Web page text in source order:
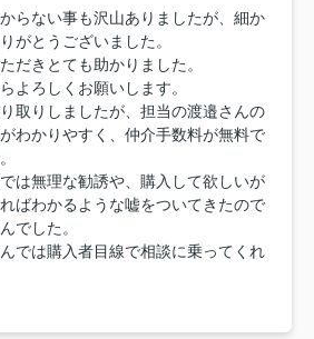
らない事も沢山ありましたが、細か
がとうございました。
だきとても助かりました。
よろしくお願いします。
取りしましたが、担当の渡邉さんの
わかりやすく、仲介手数料が無料で
は無理な勧誘や、購入して欲しいが
ばわかるような嘘をついてきたので
でした。
では購入者目線で相談に乗ってくれ